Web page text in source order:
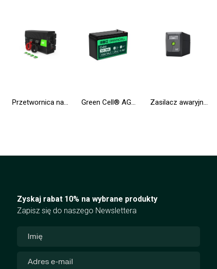
Przetwornica napięcia Inwerter Green Cell® 12V na 230V 1000W/2000W Modyfikowana sinusoida Green Cell® AGM VRLA 12V 9Ah bezobsługowy akumulator do zasilaczy awaryjnych Zasilacz awaryjny UPS Greencell 650VA 360W PowerProof z wyświetlaczem LCD
Zyskaj rabat 10% na wybrane produkty
Zapisz się do naszego Newslettera